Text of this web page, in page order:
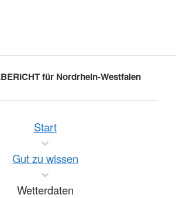
für Nordrhein-Westfalen
Start
Gut zu wissen
Wetterdaten